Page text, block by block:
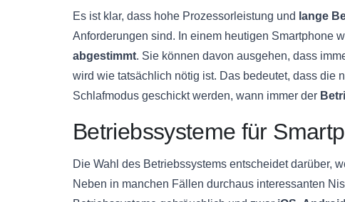
Es ist klar, dass hohe Prozessorleistung und lange
Anforderungen sind. In einem heutigen Smartphone
abgestimmt. Sie können davon ausgehen, dass
wird wie tatsächlich nötig ist. Das bedeutet, dass die
Schlafmodus geschickt werden, wann immer der
Betriebssysteme für
Die Wahl des Betriebssystems entscheidet darüber,
Neben in manchen Fällen durchaus interessanten